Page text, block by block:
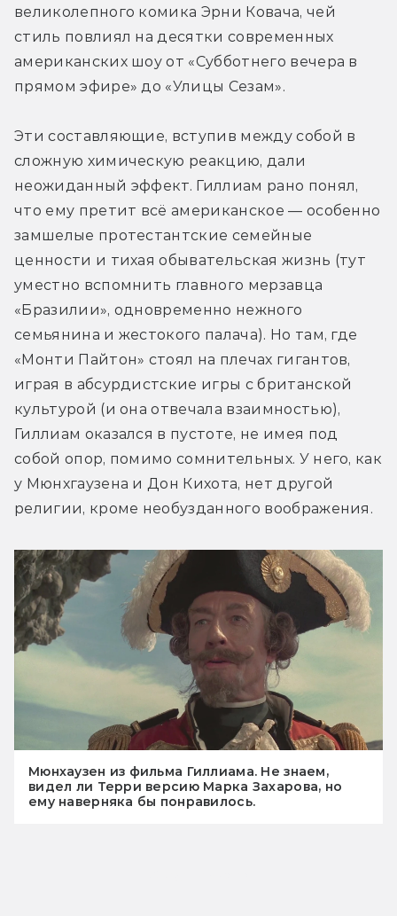
великолепного комика Эрни Ковача, чей
стиль повлиял на десятки современных
американских шоу от «Субботнего вечера в
прямом эфире» до «Улицы Сезам».
Эти составляющие, вступив между собой в
сложную химическую реакцию, дали
неожиданный эффект. Гиллиам рано понял,
что ему претит всё американское — особенно
замшелые протестантские семейные
ценности и тихая обывательская жизнь (тут
уместно вспомнить главного мерзавца
«Бразилии», одновременно нежного
семьянина и жестокого палача). Но там, где
«Монти Пайтон» стоял на плечах гигантов,
играя в абсурдистские игры с британской
культурой (и она отвечала взаимностью),
Гиллиам оказался в пустоте, не имея под
собой опор, помимо сомнительных. У него, как
у Мюнхгаузена и Дон Кихота, нет другой
религии, кроме необузданного воображения.
Мюнхаузен из фильма Гиллиама. Не знаем,
видел ли Терри версию Марка Захарова, но
ему наверняка бы понравилось.